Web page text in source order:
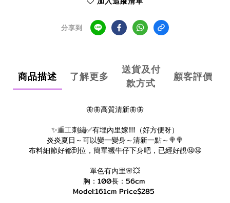
分享到
商品描述 了解更多
送貨及付
款方式
顧客評價
🦋🦋高質清新🦋🦋
✨重工刺繡✅有埋內里嫁‼️‼️（好方便呀）
炎炎夏日～可以變一變身～清新一點～🍭🍭
布料細節好都到位，簡單襯牛仔下身吧，已經好靚🤤🤤
單色有內里🌸💥
胸：100長：56cm
Model:161cm Price$285